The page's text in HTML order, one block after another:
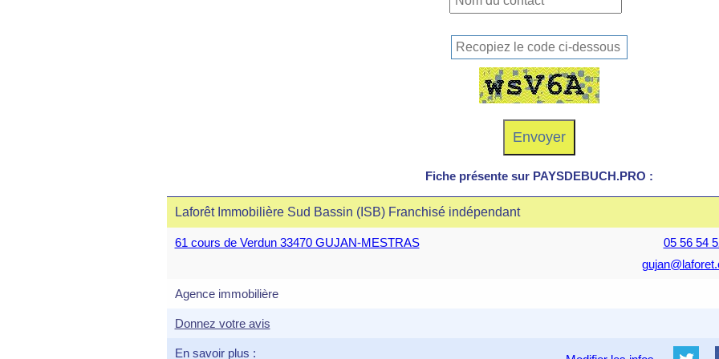
Fiche présente sur PAYSDEBUCH.PRO :
Laforêt Immobilière Sud Bassin (ISB) Franchisé indépendant
61 cours de Verdun 33470 GUJAN-MESTRAS
05 56 54
Agence immobilière
Donnez votre avis
En savoir plus :